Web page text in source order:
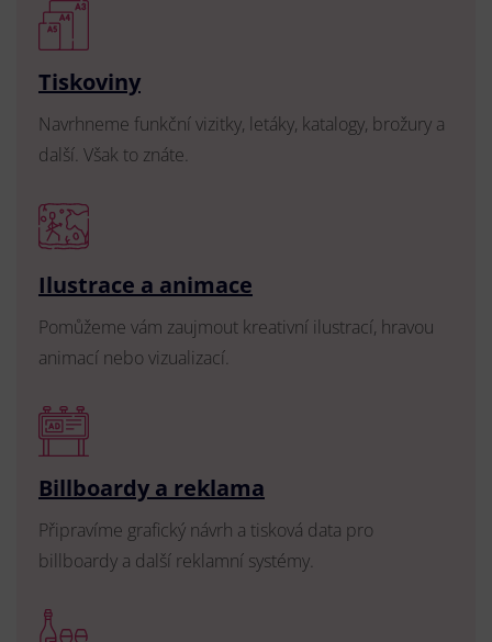
Tiskoviny
Navrhneme funkční vizitky, letáky, katalogy, brožury a
další. Však to znáte.
Ilustrace a animace
Pomůžeme vám zaujmout kreativní ilustrací, hravou
animací nebo vizualizací.
Billboardy a reklama
Připravíme grafický návrh a tisková data pro
billboardy a další reklamní systémy.